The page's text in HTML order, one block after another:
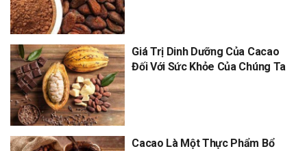
Giá Trị Dinh Dưỡng Của Cacao
Đối Với Sức Khỏe Của Chúng Ta
Cacao Là Một Thực Phẩm Bổ